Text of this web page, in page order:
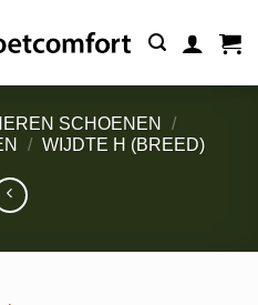
SCHOENEN
/
/ WIJDTE H (BREED)